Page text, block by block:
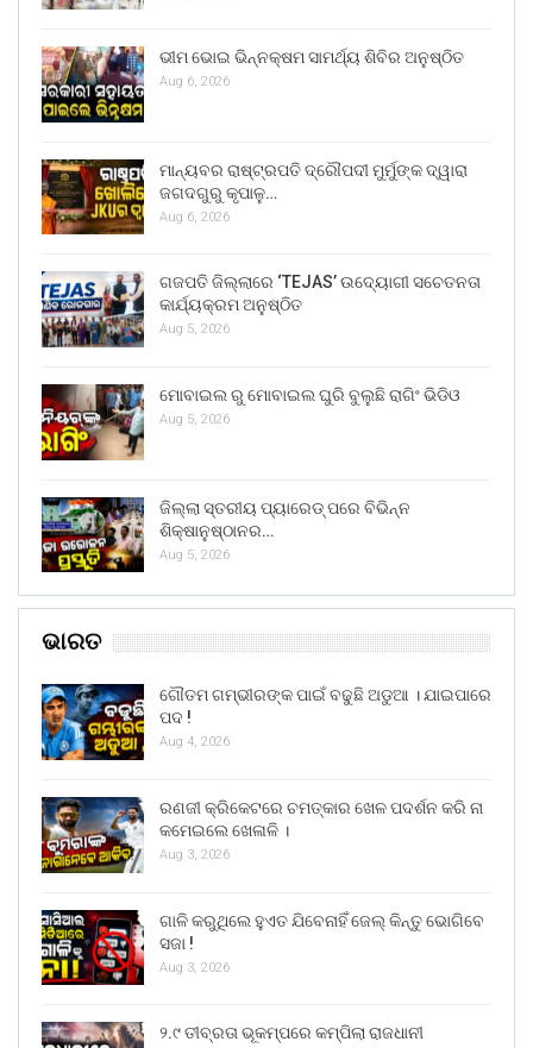
ଭୀମ ଭୋଇ ଭିନ୍ନକ୍ଷମ ସାମର୍ଥ୍ୟ ଶିବିର ଅନୁଷ୍ଠିତ
Aug 6, 2026
ମାନ୍ୟବର ରାଷ୍ଟ୍ରପତି ଦ୍ରୌପଦୀ ମୁର୍ମୁଙ୍କ ଦ୍ୱାରା
ଜଗଦଗୁରୁ କୃପାଳୁ…
Aug 6, 2026
ଗଜପତି ଜିଲ୍ଲାରେ ‘TEJAS’ ଉଦ୍ୟୋଗୀ ସଚେତନତା
କାର୍ଯ୍ୟକ୍ରମ ଅନୁଷ୍ଠିତ
Aug 5, 2026
ମୋବାଇଲ ରୁ ମୋବାଇଲ ଘୁରି ବୁଲୁଛି ରାଗିଂ ଭିଡିଓ
Aug 5, 2026
ଜିଲ୍ଲା ସ୍ତରୀୟ ପ୍ୟାରେଡ୍ ପରେ ବିଭିନ୍ନ
ଶିକ୍ଷାନୁଷ୍ଠାନର…
Aug 5, 2026
ଭାରତ
ଗୌତମ ଗମ୍ଭୀରଙ୍କ ପାଇଁ ବଢୁଛି ଅଡୁଆ । ଯାଇପାରେ
ପଦ !
Aug 4, 2026
ରଣଜୀ କ୍ରିକେଟରେ ଚମତ୍କାର ଖେଳ ପଦର୍ଶନ କରି ନା
କମେଇଲେ ଖେଳାଳି ।
Aug 3, 2026
ଗାଳି କରୁଥିଲେ ହୁଏତ ଯିବେନାହିଁ ଜେଲ୍ କିନ୍ତୁ ଭୋଗିବେ
ସଜା !
Aug 3, 2026
୨.୯ ତୀବ୍ରତା ଭୂକମ୍ପରେ କମ୍ପିଲା ରାଜଧାନୀ